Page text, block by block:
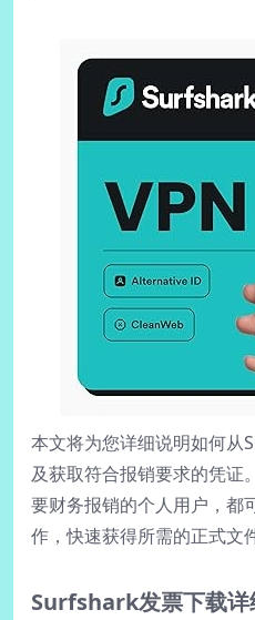
本文将为您详细说明如何
及获取符合报销要求的凭证
要财务报销的个人用户，都
作，快速获得所需的正式文件
Surfshark发票下载详